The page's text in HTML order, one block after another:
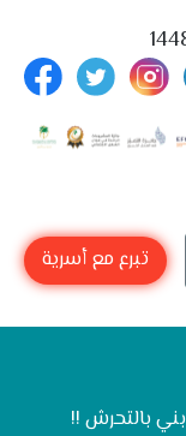
تبرع مع أسرية
بالتحرش !!